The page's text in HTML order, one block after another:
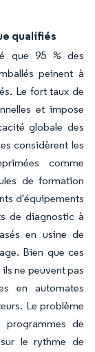
qualifiés
que 95 % des
peinent à
Le fort taux de
et impose
globale des
considèrent les
comme
de formation
d'équipements
de diagnostic à
en usine de
Bien que ces
ne peuvent pas
en automates
Le problème
de
le rythme de